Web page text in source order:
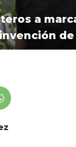
a
de